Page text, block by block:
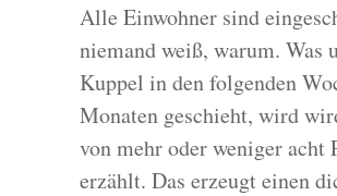
Alle Einwohner sind
niemand weiß, warum. Was
Kuppel in den folgenden
Monaten geschieht, wird
von mehr oder weniger acht
erzählt. Das erzeugt einen